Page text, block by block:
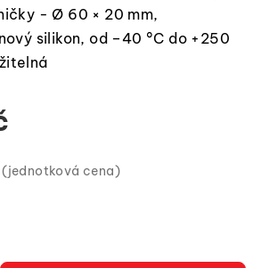
- Ø 60 × 20 mm,
silikon, od –40 °C do +250
(jednotková cena)